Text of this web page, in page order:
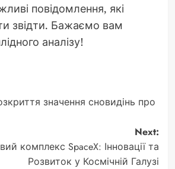
повідомлення, які
звідти. Бажаємо вам
аналізу!
значення сновидінь про
Next:
комплекс SpaceX: Інновації та
Розвиток у Космічній Галузі